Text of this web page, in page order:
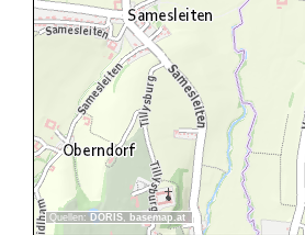
Quellen: DORIS, basemap.at